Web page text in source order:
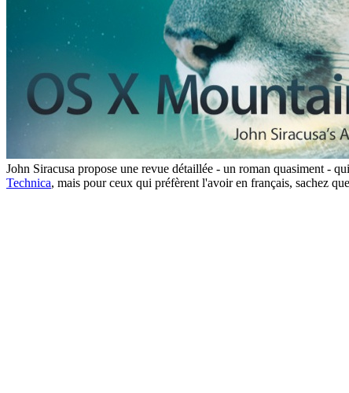
John Siracusa propose une revue détaillée - un roman quasiment -
Technica, mais pour ceux qui préfèrent l'avoir en français, sachez